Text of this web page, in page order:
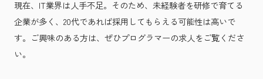
現在、IT業界は人手不足。そのため、未経験者を研修で育てる
企業が多く、20代であれば採用してもらえる可能性は高いで
す。ご興味のある方は、ぜひプログラマーの求人をご覧くださ
い。